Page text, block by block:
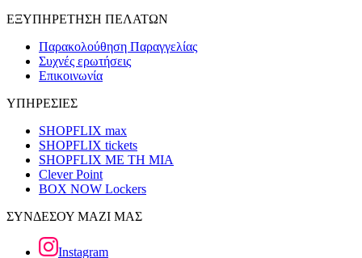
ΕΞΥΠΗΡΕΤΗΣΗ ΠΕΛΑΤΩΝ
Παρακολούθηση Παραγγελίας
Συχνές ερωτήσεις
Επικοινωνία
ΥΠΗΡΕΣΙΕΣ
SHOPFLIX max
SHOPFLIX tickets
SHOPFLIX ΜΕ ΤΗ ΜΙΑ
Clever Point
BOX NOW Lockers
ΣΥΝΔΕΣΟΥ ΜΑΖΙ ΜΑΣ
Instagram